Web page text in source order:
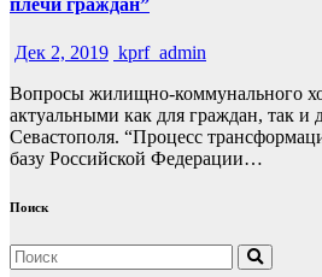
плечи граждан”
Дек 2, 2019 kprf_admin
Вопросы жилищно-коммунального
актуальными как для граждан, так и
Севастополя. “Процесс
базу Российской Федерации…
Поиск